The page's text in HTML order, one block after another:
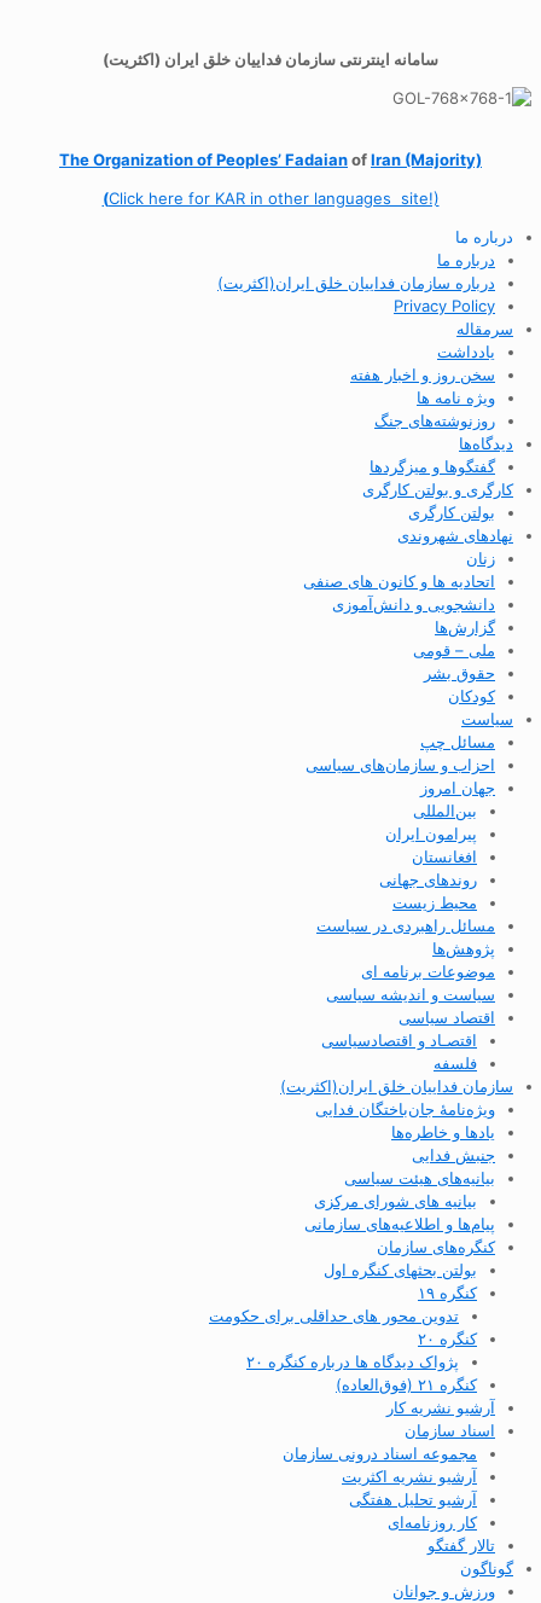
سامانه اینترنتی سازمان فداییان خلق ایران (اکثریت)
The Organization ofPeoples’ FadaianofIran (Majority)
(Click here for KAR in other languages site!)
درباره ما
درباره ما
درباره سازمان فداییان خلق ایران(اکثریت)
Privacy Policy
سرمقاله
یادداشت
سخن روز و اخبار هفته
ویژه نامه ها
روزنوشته‌های جنگ
دیدگاه‌ها
گفتگوها و میزگردها
کارگری و بولتن کارگری
بولتن کارگری
نهادهای شهروندی
زنان
اتحادیه ها و کانون های صنفی
دانشجویی و دانش‌آموزی
گزارش‌ها
ملی – قومی
حقوق بشر
کودکان
سیاست
مسائل چپ
احزاب و سازمان‌های سیاسی
جهان امروز
بین‌المللی
پیرامون ایران
افغانستان
روندهای جهانی
محیط زیست
مسائل راهبردی در سیاست
پژوهش‌ها
موضوعات برنامه ای
سیاست و اندیشه سیاسی
اقتصاد سیاسی
اقتصـاد و اقتصاد‌سیاسی
فلسفه
سازمان فداییان خلق ایران(اکثریت)
ویژه‌نامهٔ جان‌باختگان فدایی
یادها و خاطره‌ها
جنبش فدایی
بیانیه‌های هیئت سیاسی
بیانیه های شورای مرکزی
پیام‌ها و اطلاعیه‌های سازمانی
کنگره‌های سازمان
بولتن بحثهای کنگره اول
کنگره ۱۹
تدوین محور های حداقلی برای حکومت
کنگره ۲۰
پژواک دیدگاه ها درباره کنگره ۲۰
کنگره ۲۱ (فوق‌العاده)
آرشیو نشریه کار
اسناد سازمان
مجموعه اسناد درونی سازمان
آرشیو نشریه اکثریت
آرشیو تحلیل هفتگی
کار روزنامه‌ای
تالار گفتگو
گوناگون
ورزش و جوانان